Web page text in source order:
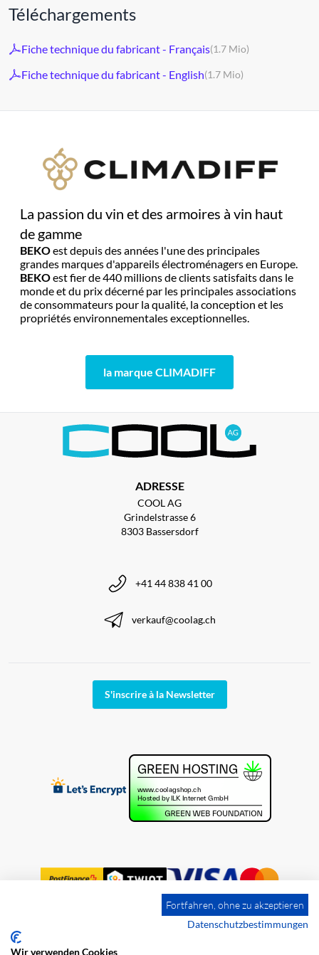
Téléchargements
Fiche technique du fabricant - Français(1.7 Mio)
Fiche technique du fabricant - English(1.7 Mio)
La passion du vin et des armoires à vin haut
de gamme
BEKOest depuis des années l'une des principales
grandes marques d'appareils électroménagers en Europe.
BEKOest fier de 440 millions de clients satisfaits dans le
monde et du prix décerné par les principales associations
de consommateurs pour la qualité, la conception et les
propriétés environnementales exceptionnelles.
la marque CLIMADIFF
ADRESSE
COOL AG
Grindelstrasse 6
8303 Bassersdorf
+41 44 838 41 00
verkauf@coolag.ch
S'inscrire à la Newsletter
Fortfahren, ohne zu akzeptieren
Datenschutzbestimmungen
Wir verwenden Cookies